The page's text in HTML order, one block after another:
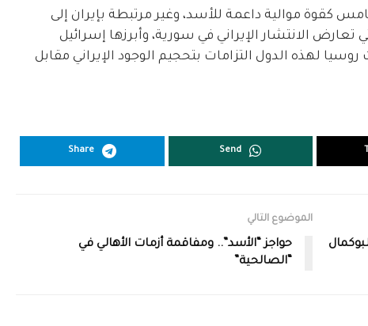
كقوة موالية داعمة للأسد، وغير مرتبطة بإيران إلى
الانتشار الإيراني في سورية، وأبرزها إسرائيل
روسيا لهذه الدول التزامات بتحجيم الوجود الإيراني مقابل
Send
Share
الموضوع التالي
حواجز “الأسد”.. ومفاقمة أزمات الأهالي في
“الصالحية”